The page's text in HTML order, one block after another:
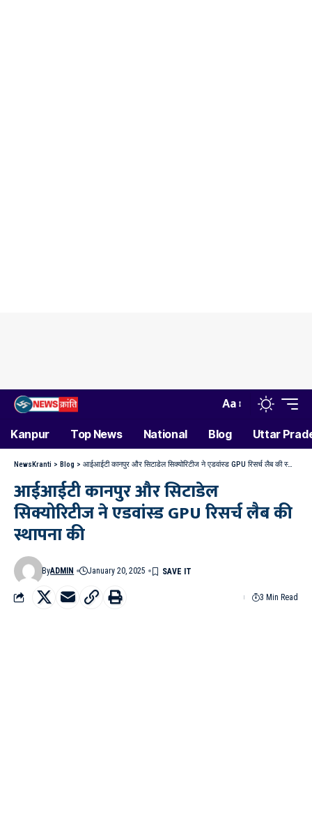
Aa
Kanpur Top News National Blog Uttar
NewsKranti > Blog > आईआईटी कानपुर और सिटाडेल सिक्योरिटीज ने एडवांस्ड GPU रिसर्च लैब की स्थापना की
आईआईटी कानपुर और सिटाडेल
सिक्योरिटीज ने एडवांस्ड GPU रिसर्च लैब की
स्थापना की
ByADMIN January 20, 2025
3 Min Read